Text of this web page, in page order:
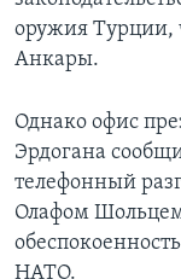
оружия Турции,
Анкары.
Однако офис
Эрдогана
телефонный
Олафом
НАТО.